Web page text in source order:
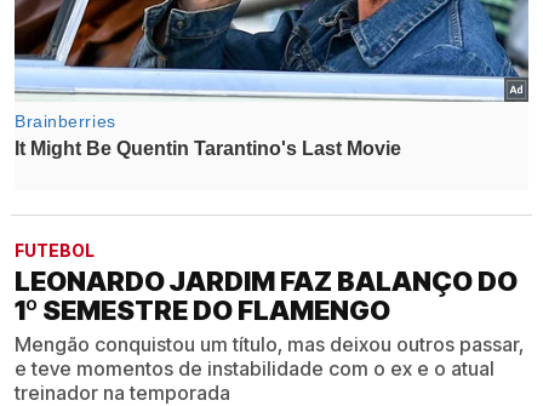
FUTEBOL
LEONARDO JARDIM FAZ BALANÇO DO
1º SEMESTRE DO FLAMENGO
Mengão conquistou um título, mas deixou outros passar,
e teve momentos de instabilidade com o ex e o atual
treinador na temporada